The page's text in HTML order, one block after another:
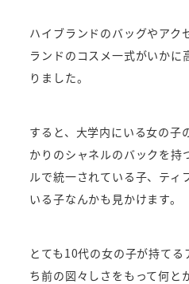
ハイブランドのバッグやアク
ランドのコスメ一式がいかに
りました。
すると、大学内にいる女の子
かりのシャネルのバックを持
ルで統一されている子、ティ
いる子なんかも見かけます。
とても10代の女の子が持て
ち前の図々しさをもって何と